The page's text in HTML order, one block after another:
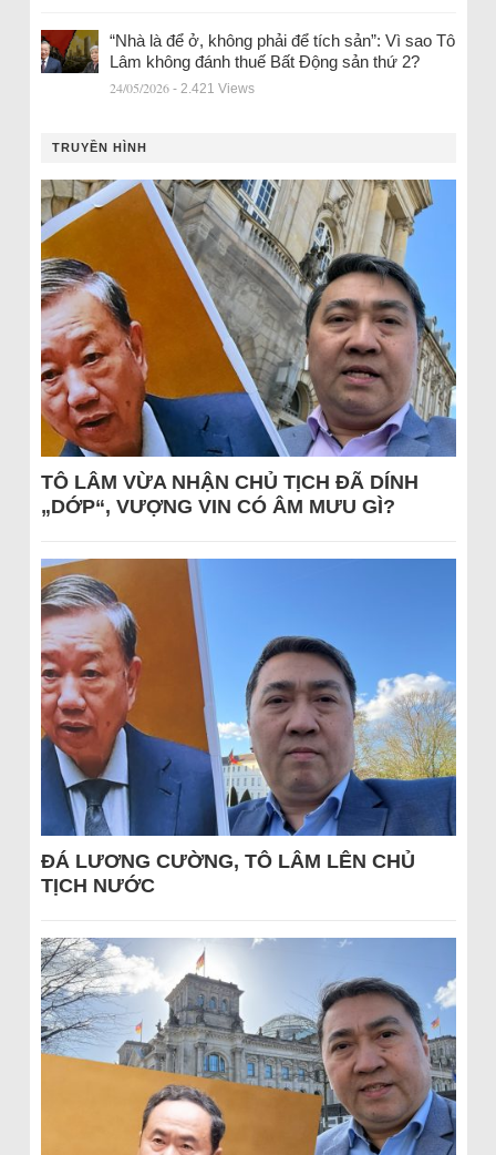
“Nhà là để ở, không phải để tích sản”: Vì sao Tô
Lâm không đánh thuế Bất Động sản thứ 2?
24/05/2026 - 2.421 Views
TRUYỀN HÌNH
TÔ LÂM VỪA NHẬN CHỦ TỊCH ĐÃ DÍNH
„DỚP“, VƯỢNG VIN CÓ ÂM MƯU GÌ?
ĐÁ LƯƠNG CƯỜNG, TÔ LÂM LÊN CHỦ
TỊCH NƯỚC